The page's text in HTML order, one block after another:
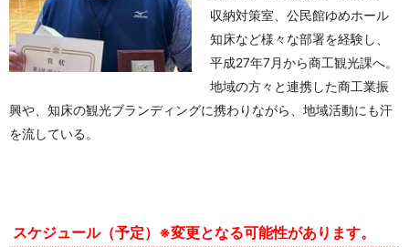
収納対策室、公民館ゆめホール
知床など様々な部署を経験し、
平成27年7月から商工観光課へ。
地域の方々と連携した商工業振
興や、知床の観光ブランディングに携わりながら、地域活動にも汗
を流している。
スケジュール（予定）※変更となる可能性があります。